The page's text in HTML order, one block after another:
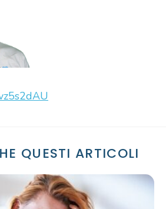
QUESTI ARTICOLI